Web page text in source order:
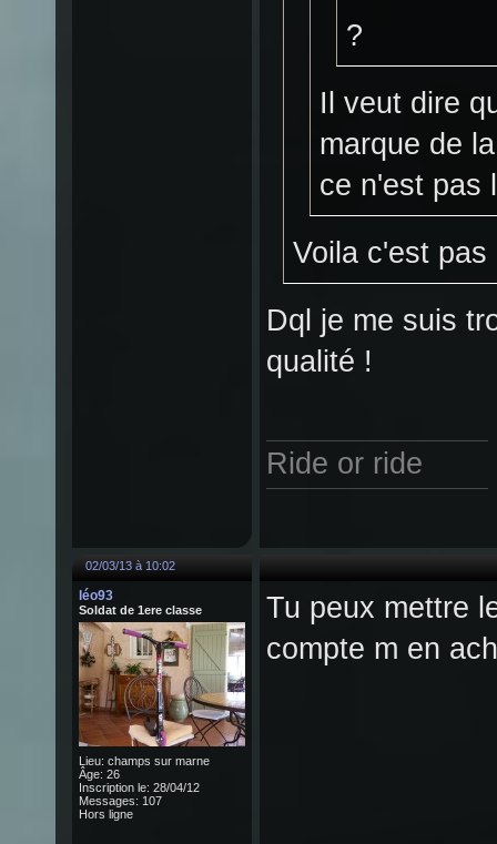
?
Il veut dire
marque de
ce n'est pas
Voila c'est
Dql je me suis
qualité !
Ride or ride
02/03/13 à 10:02
léo93
Soldat de 1ere classe
Lieu: champs sur marne
Âge: 26
Inscription le: 28/04/12
Messages: 107
Hors ligne
Tu peux mettre
compte m en